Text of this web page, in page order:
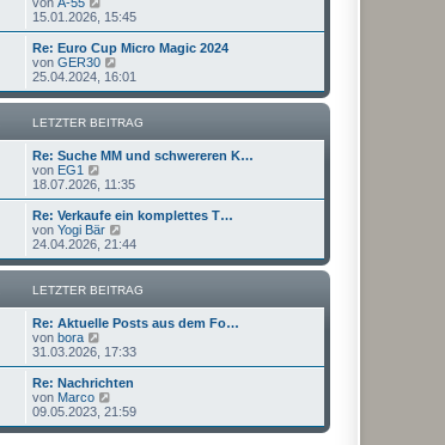
a
g
e
i
t
a
g
e
u
e
s
t
r
B
e
i
t
a
g
15.01.2026, 15:45
Re: Euro Cup Micro Magic 2024
von GER30
e
u
e
s
r
e
i
t
r
a
g
25.04.2024, 16:01
LETZTER BEITRAG
Re: Suche MM und schwereren K…
von EG1
e
u
e
s
t
r
B
e
i
t
a
g
18.07.2026, 11:35
Re: Verkaufe ein komplettes T…
von Yogi Bär
e
u
e
s
r
e
i
t
a
g
24.04.2026, 21:44
LETZTER BEITRAG
Re: Aktuelle Posts aus dem Fo…
von bora
e
u
e
s
t
r
31.03.2026, 17:33
Re: Nachrichten
von Marco
e
u
09.05.2023, 21:59